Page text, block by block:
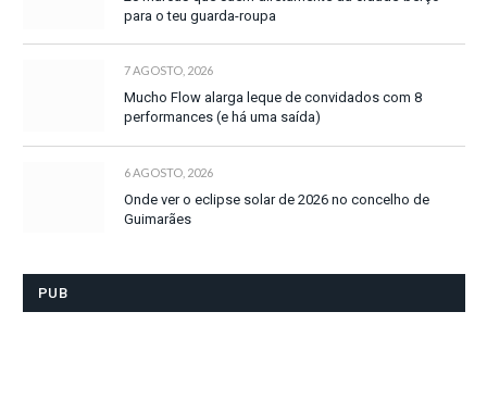
para o teu guarda-roupa
7 AGOSTO, 2026
Mucho Flow alarga leque de convidados com 8
performances (e há uma saída)
6 AGOSTO, 2026
Onde ver o eclipse solar de 2026 no concelho de
Guimarães
PUB